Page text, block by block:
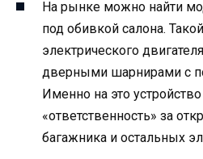
На рынке можно найти
под обивкой салона.
электрического
дверными шарнирами с
Именно на это
«ответственность» за
багажника и остальных